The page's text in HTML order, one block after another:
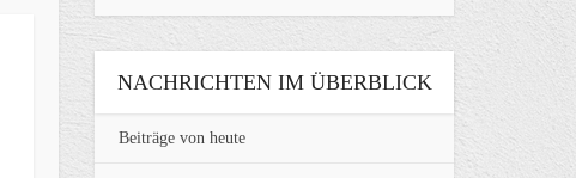
NACHRICHTEN IM ÜBERBLICK
Beiträge von heute